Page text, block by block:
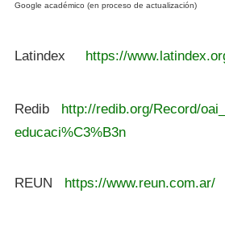
Google académico (en proceso de actualización)
Latindex https://
Redib
http://redib.org/Record/
educaci%C3%B3n
REUN https://www.reun.com.ar/